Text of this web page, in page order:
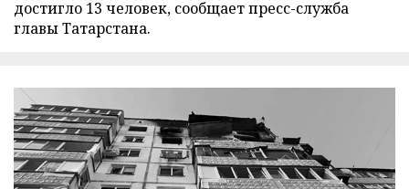
достигло 13 человек, сообщает пресс-служба
главы Татарстана.